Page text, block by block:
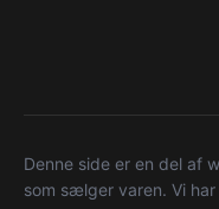
Denne side er en del af
som sælger varen. Vi